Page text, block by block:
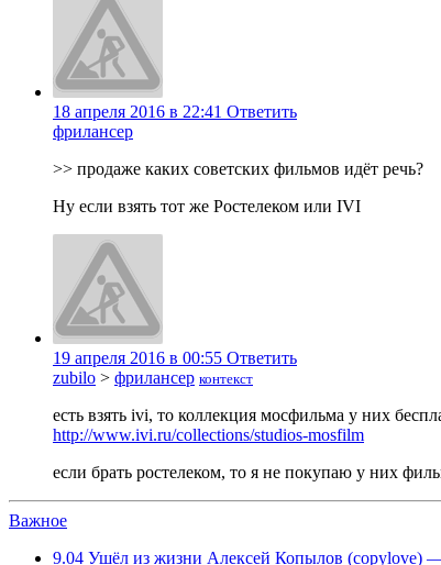
18 апреля 2016 в 22:41 Ответить
фрилансер
>> продаже каких советских фильмов идёт речь?
Ну если взять тот же Ростелеком или IVI
19 апреля 2016 в 00:55 Ответить
zubilo > фрилансер контекст
есть взять ivi, то коллекция мосфильма у них
http://www.ivi.ru/collections/studios-mosfilm
если брать ростелеком, то я не покупаю у них
Важное
9.04 Ушёл из жизни Алексей Копылов (copylove)